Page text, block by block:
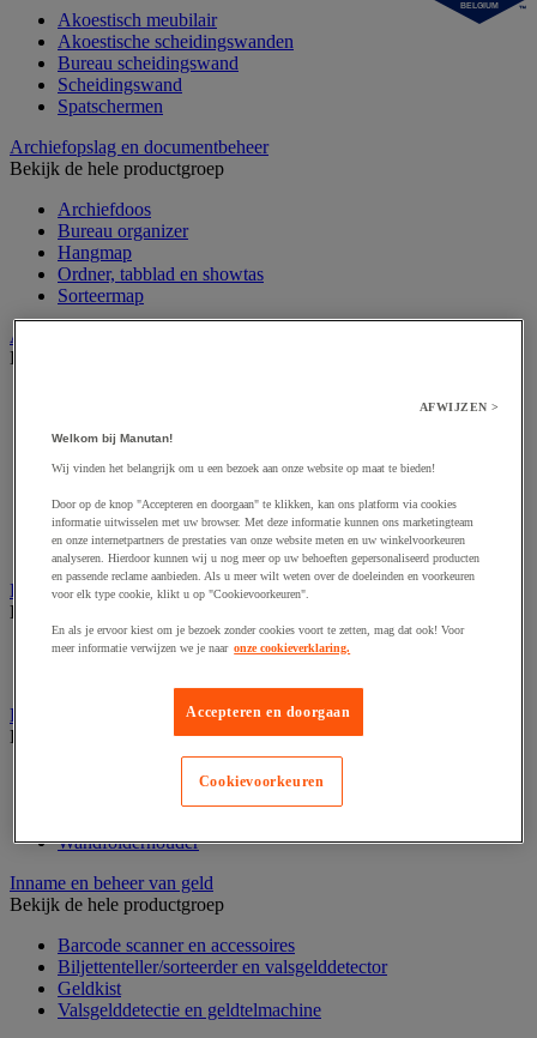
Akoestisch meubilair
Akoestische scheidingswanden
Bureau scheidingswand
Scheidingswand
Spatschermen
Archiefopslag en documentbeheer
Bekijk de hele productgroep
Archiefdoos
Bureau organizer
Hangmap
Ordner, tabblad en showtas
Sorteermap
Audiovisueel
Bekijk de hele productgroep
Dynamisch en interactief weergavesysteem
Fotocamera, videocamera en verrekijker
Projectie en videoprojectie-apparatuur
Studioverlichting en accessoires
Tv, dvd-speler en Blu-ray
Bewegwijzering en aanduidingsborden
Bekijk de hele productgroep
Deurnaambord
Folderrek en -houder
Bekijk de hele productgroep
Wandfolderhouder
Inname en beheer van geld
Bekijk de hele productgroep
Barcode scanner en accessoires
Biljettenteller/sorteerder en valsgelddetector
Geldkist
Valsgelddetectie en geldtelmachine
BELGIUM
AFWIJZEN >
Welkom bij Manutan!
Wij vinden het belangrijk om u een bezoek aan onze website op maat te bieden!
Door op de knop "Accepteren en doorgaan" te klikken, kan ons platform via cookies
informatie uitwisselen met uw browser. Met deze informatie kunnen ons marketingteam
en onze internetpartners de prestaties van onze website meten en uw winkelvoorkeuren
analyseren. Hierdoor kunnen wij u nog meer op uw behoeften gepersonaliseerd producten
en passende reclame aanbieden. Als u meer wilt weten over de doeleinden en voorkeuren
voor elk type cookie, klikt u op "Cookievoorkeuren".
En als je ervoor kiest om je bezoek zonder cookies voort te zetten, mag dat ook! Voor
meer informatie verwijzen we je naar onze cookieverklaring.
Accepteren en doorgaan
Cookievoorkeuren